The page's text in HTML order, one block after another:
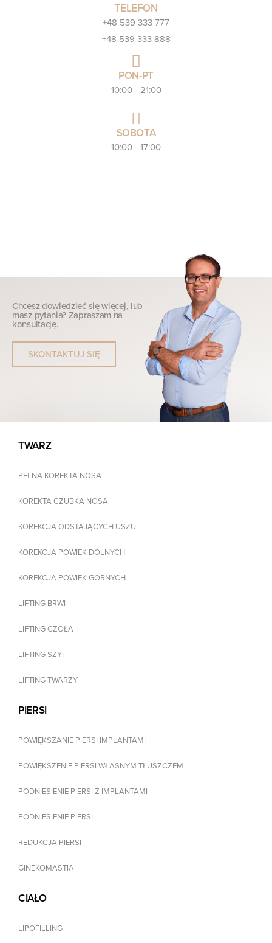
TELEFON
+48 539 333 777
+48 539 333 888
PON-PT
10:00 - 21:00
SOBOTA
10:00 - 17:00
Chcesz dowiedzieć się więcej, lub
masz pytania? Zapraszam na
konsultację.
SKONTAKTUJ SIĘ
TWARZ
PEŁNA KOREKTA NOSA
KOREKTA CZUBKA NOSA
KOREKCJA ODSTAJĄCYCH USZU
KOREKCJA POWIEK DOLNYCH
KOREKCJA POWIEK GÓRNYCH
LIFTING BRWI
LIFTING CZOŁA
LIFTING SZYI
LIFTING TWARZY
PIERSI
POWIĘKSZANIE PIERSI IMPLANTAMI
POWIĘKSZENIE PIERSI WŁASNYM TŁUSZCZEM
PODNIESIENIE PIERSI Z IMPLANTAMI
PODNIESIENIE PIERSI
REDUKCJA PIERSI
GINEKOMASTIA
CIAŁO
LIPOFILLING